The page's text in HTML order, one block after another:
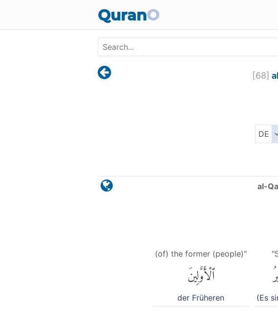
QuranO
[68]
al-
(Es
(of) the former (people)"
ٱلْأَوَّلِينَ
der Früheren